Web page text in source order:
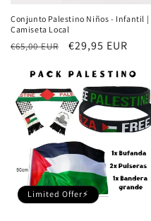
Conjunto Palestino Niños - Infantil |
Camiseta Local
Precio
€65,00 EUR
Precio
oferta
€29,95 EUR
Limited Offer⚡